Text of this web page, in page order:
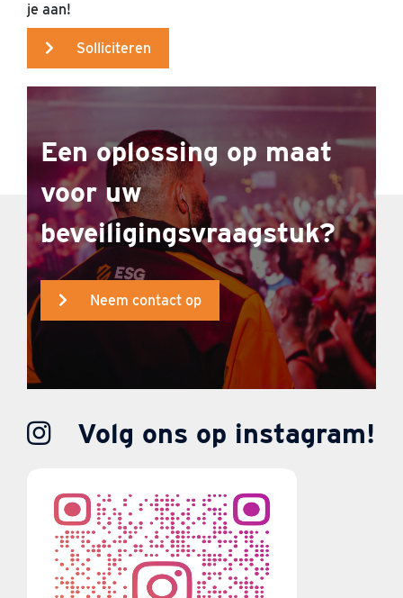
je aan!
Solliciteren
Een oplossing op maat
voor uw
beveiligingsvraagstuk?
Neem contact op
Volg ons op instagram!